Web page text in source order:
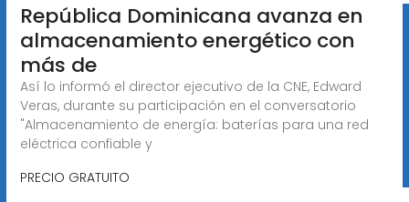
República Dominicana avanza en
almacenamiento energético con
más de
Así lo informó el director ejecutivo de la CNE, Edward
Veras, durante su participación en el conversatorio
"Almacenamiento de energía: baterías para una red
eléctrica confiable y
PRECIO GRATUITO